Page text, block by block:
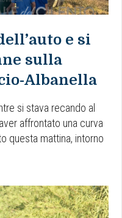
e si
sulla
Albanella
si stava recando al
affrontato una curva
questa mattina, intorno